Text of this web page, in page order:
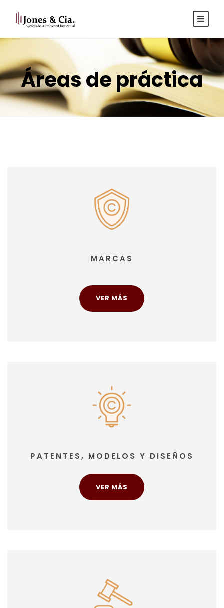
|Inglés
Áreas de práctica
MARCAS
VER MÁS
PATENTES, MODELOS Y DISEÑOS
VER MÁS